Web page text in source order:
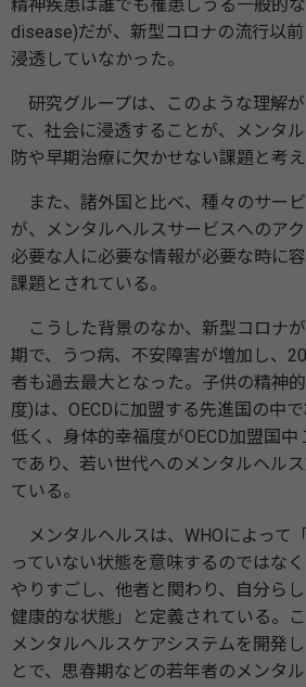
精神疾患は誰でも罹患しうる一般的
disease)だが、新型コロナの流行以
浸透していなかった。
研究グループは、このような理解
て、社会に浸透することが、メンタ
防や早期治療に欠かせない課題と考
また、諸外国と比べ、種々のサー
が、メンタルヘルスサービスへのアク
必要な人に必要な情報が必要な時に
課題とされている。
こうした背景のなか、新型コロナ
期で、うつ病、不安障害が増加し、
者も過去最大となった。子供の精神
度)は、OECDに加盟する先進国の中
低く、身体的幸福度がOECD加盟国
であり、若い世代へのメンタルヘル
ている。
メンタルヘルスは、WHOによって
っていない状態を意味するのではな
やりすごし、他者と関わり、自分ら
健康的な状態」と定義されている。
メンタルヘルスケアシステムを開発
とで、思春期などの若年者のメンタ